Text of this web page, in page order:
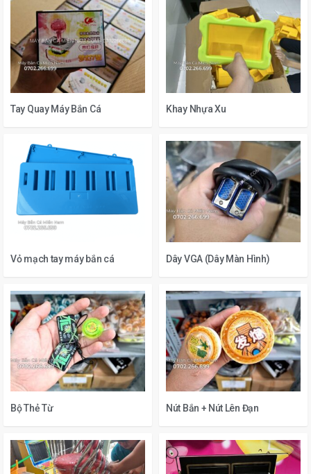
Tay Quay Máy Bắn Cá Khay Nhựa Xu
Vỏ mạch tay máy bắn cá Dây VGA (Dây Màn Hình)
Bộ Thẻ Từ Nút Bắn + Nút Lên Đạn